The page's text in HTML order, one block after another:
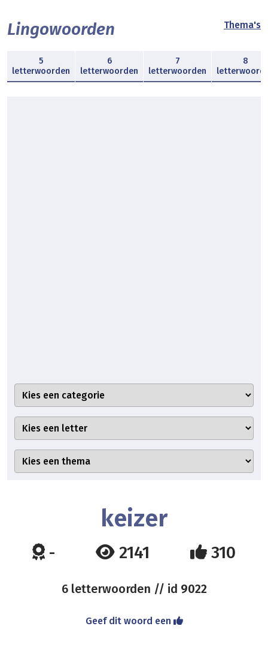
Lingowoorden Thema's
5
letterwoorden
6
letterwoorden
7
letterwoorden
8
keizer
- 2141 310
6 letterwoorden // id 9022
Geef dit woord een